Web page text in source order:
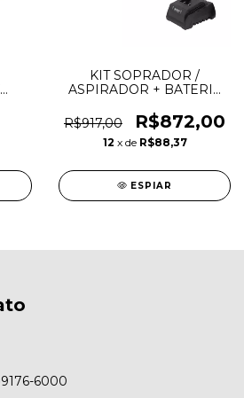
KIT SOPRADOR /
ASPIRADOR + BATERIA
DWT
R$917,00 R$872,00
12 x de R$88,37
ESPIAR
6000